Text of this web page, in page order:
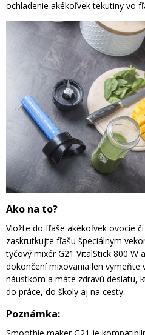
ochladenie akékoľvek tekutiny vo
Ako na to?
Vložte do fľaše akékoľvek ovocie
zaskrutkujte fľašu špeciálnym
tyčový mixér G21 VitalStick 800 W
dokončení mixovania len vymeňte
náustkom a máte zdravú desiatu,
do práce, do školy aj na cesty.
Poznámka: